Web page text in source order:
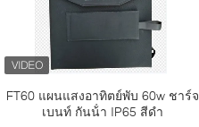
FT60 แผนแสงอาทิตย์พับ 60w ชาร์จ
เบนท์ กันน้ํา IP65 สีดํา